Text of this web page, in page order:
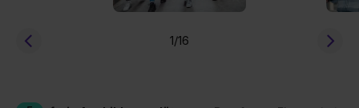
1/16